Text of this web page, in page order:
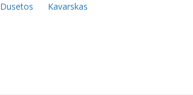
Dusetos
Kavarskas